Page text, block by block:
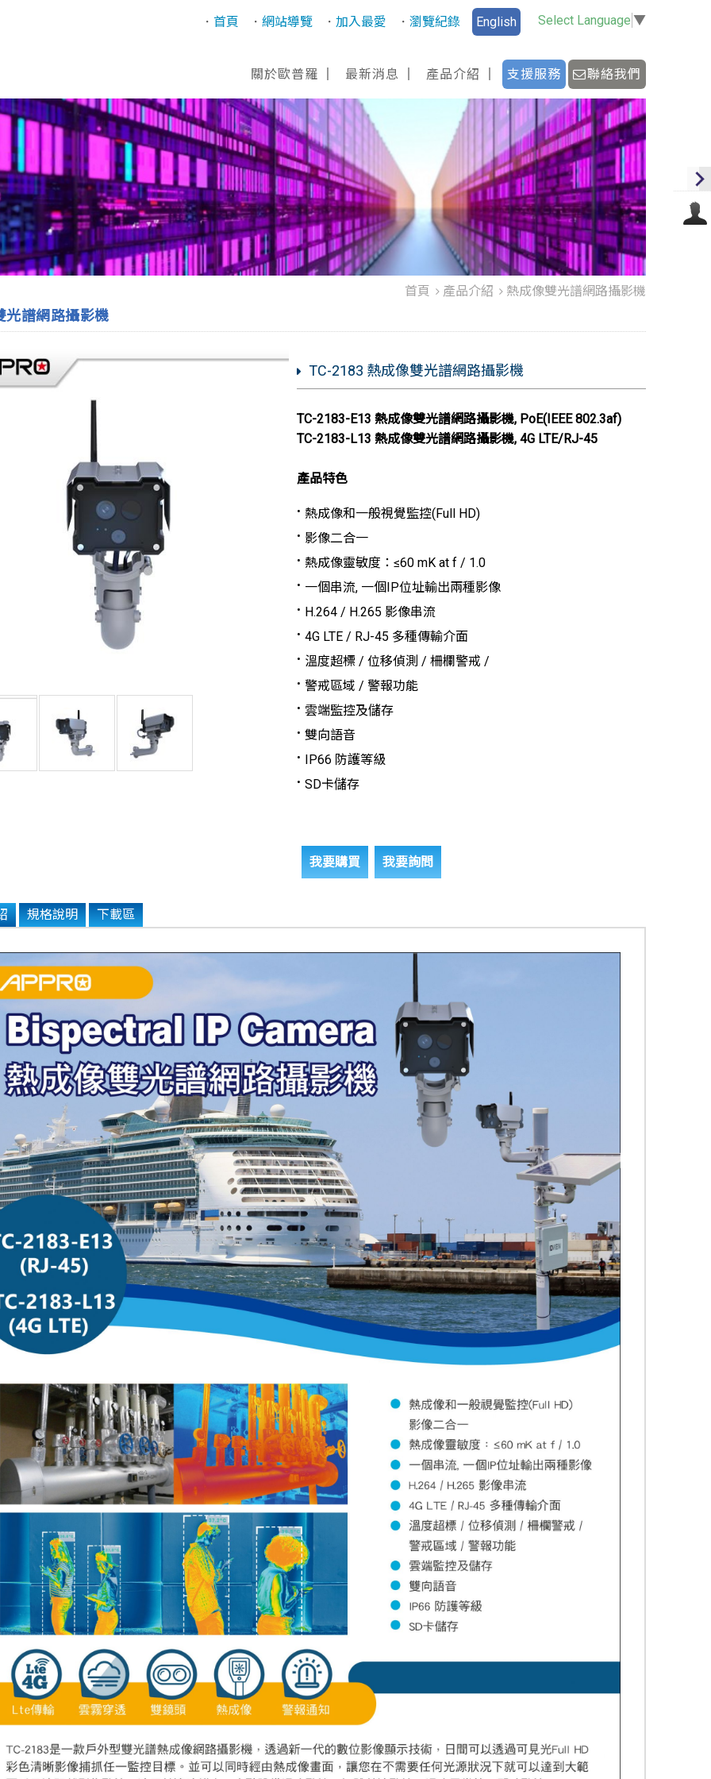
Select Language ▼
首頁 網站導覽 加入最愛 English
瀏覽紀錄
關於歐普羅 最新消息 產品介紹 支援服務 聯絡我們
首頁 產品介紹 熱成像雙光譜網路攝影機
光譜網路攝影機
TC-2183 熱成像雙光譜網路攝影機
TC-2183-E13 熱成像雙光譜網路攝影機, PoE(IEEE 802.3af)
TC-2183-L13 熱成像雙光譜網路攝影機, 4G LTE/RJ-45
產品特色
熱成像和一般視覺監控(Full HD)
影像二合一
熱成像靈敏度：≤60 mK at f / 1.0
一個串流, 一個IP位址輸出兩種影像
H.264 / H.265 影像串流
4G LTE / RJ-45 多種傳輸介面
溫度超標 / 位移偵測 / 柵欄警戒 /
警戒區域 / 警報功能
雲端監控及儲存
雙向語音
IP66 防護等級
SD卡儲存
我要購買 我要詢問
規格說明 下載區